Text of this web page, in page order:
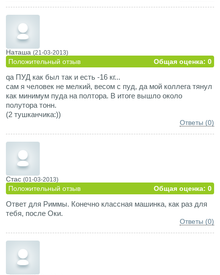
тойоты себя уже давно зарекомендовали. Из минусов могу
отметить только отсутствие полноразмерной запаски и чуть
слабоватый двигатель(по трассе) для мажоров и гонщиков,
но авто и непредназначался для установления скоростных
рекордов. В целом очень удобный, надежный и самое
главное современный автомобиль.
Наташа (21-03-2013)
Положительный отзыв Общая оценка: 0
qа ПУД как был так и есть -16 кг...
сам я человек не мелкий, весом с пуд, да мой коллега тянул
как минимум пуда на полтора. В итоге вышло около
полутора тонн.
(2 тушканчика:))
Ответы (0)
Стас (01-03-2013)
Положительный отзыв Общая оценка: 0
Ответ для Риммы. Конечно классная машинка, как раз для
тебя, после Оки.
Ответы (0)